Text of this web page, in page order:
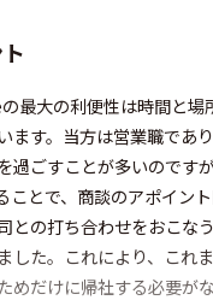
最大の利便性は時間と場
ます。当方は営業職であ
過ごすことが多いのです
ことで、商談のアポイン
との打ち合わせをおこな
した。これにより、これ
めだけに帰社する必要が